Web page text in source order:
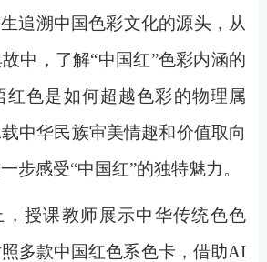
追溯中国色彩文化的源头，从
中，了解“中国红”色彩内涵的
红色是如何超越色彩的物理属
中华民族审美情趣和价值取向
步感受“中国红”的独特魅力。
，授课教师展示中华传统色色
多款中国红色系色卡，借助AI